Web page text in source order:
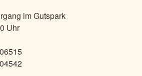
im Gutspark
Uhr